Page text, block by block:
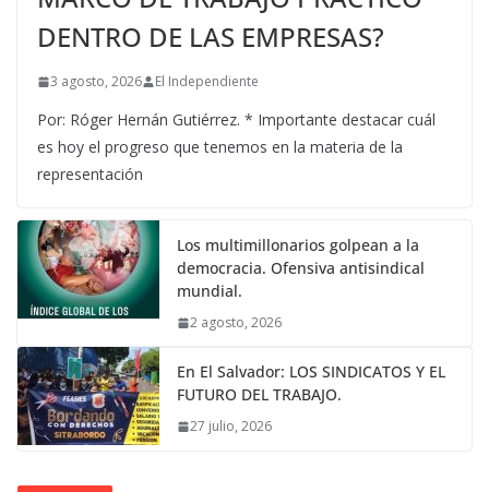
DENTRO DE LAS EMPRESAS?
3 agosto, 2026 El Independiente
Por: Róger Hernán Gutiérrez. * Importante destacar cuál
es hoy el progreso que tenemos en la materia de la
representación
Los multimillonarios golpean a la
democracia. Ofensiva antisindical
mundial.
2 agosto, 2026
En El Salvador: LOS SINDICATOS Y EL
FUTURO DEL TRABAJO.
27 julio, 2026